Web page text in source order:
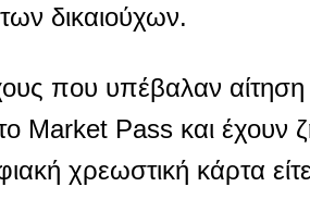
δικαιούχων.
που υπέβαλαν
Market Pass και έχουν
χρεωστική κάρτα